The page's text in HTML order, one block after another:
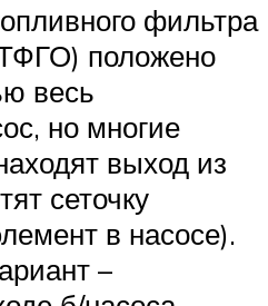
фильтра
положено
весь
но многие
выход из
сеточку
в насосе).
–